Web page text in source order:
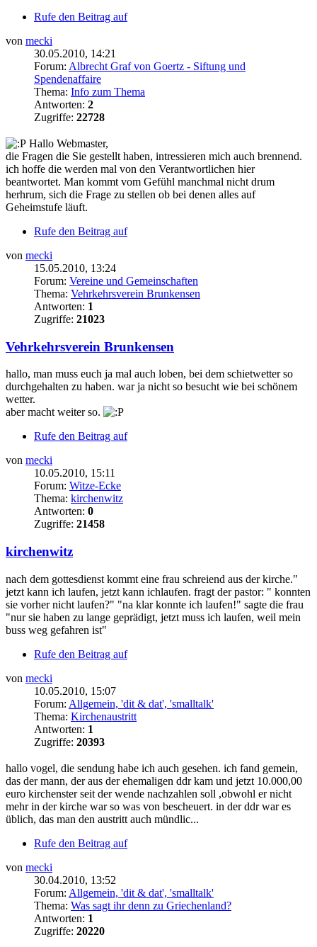
Rufe den Beitrag auf
von mecki
30.05.2010, 14:21
Forum: Albrecht Graf von Goertz - Siftung und
Spendenaffaire
Thema: Info zum Thema
Antworten: 2
Zugriffe: 22728
Hallo Webmaster,
die Fragen die Sie gestellt haben, intressieren mich auch brennend.
ich hoffe die werden mal von den Verantwortlichen hier
beantwortet. Man kommt vom Gefühl manchmal nicht drum
herhrum, sich die Frage zu stellen ob bei denen alles auf
Geheimstufe läuft.
Rufe den Beitrag auf
von mecki
15.05.2010, 13:24
Forum: Vereine und Gemeinschaften
Thema: Vehrkehrsverein Brunkensen
Antworten: 1
Zugriffe: 21023
Vehrkehrsverein Brunkensen
hallo, man muss euch ja mal auch loben, bei dem schietwetter so
durchgehalten zu haben. war ja nicht so besucht wie bei schönem
wetter.
aber macht weiter so.
Rufe den Beitrag auf
von mecki
10.05.2010, 15:11
Forum: Witze-Ecke
Thema: kirchenwitz
Antworten: 0
Zugriffe: 21458
kirchenwitz
nach dem gottesdienst kommt eine frau schreiend aus der kirche."
jetzt kann ich laufen, jetzt kann ichlaufen. fragt der pastor: " konnten
sie vorher nicht laufen?" "na klar konnte ich laufen!" sagte die frau
"nur sie haben zu lange geprädigt, jetzt muss ich laufen, weil mein
buss weg gefahren ist"
Rufe den Beitrag auf
von mecki
10.05.2010, 15:07
Forum: Allgemein, 'dit & dat', 'smalltalk'
Thema: Kirchenaustritt
Antworten: 1
Zugriffe: 20393
hallo vogel, die sendung habe ich auch gesehen. ich fand gemein,
das der mann, der aus der ehemaligen ddr kam und jetzt 10.000,00
euro kirchenster seit der wende nachzahlen soll ,obwohl er nicht
mehr in der kirche war so was von bescheuert. in der ddr war es
üblich, das man den austritt auch mündlic...
Rufe den Beitrag auf
von mecki
30.04.2010, 13:52
Forum: Allgemein, 'dit & dat', 'smalltalk'
Thema: Was sagt ihr denn zu Griechenland?
Antworten: 1
Zugriffe: 20220